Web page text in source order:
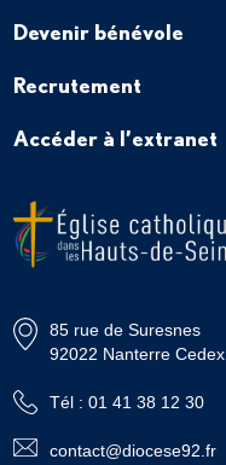
Devenir bénévole
Recrutement
Accéder à l’extranet
85 rue de Suresnes
92022 Nanterre Cedex
Tél : 01 41 38 12 30
contact@diocese92.fr